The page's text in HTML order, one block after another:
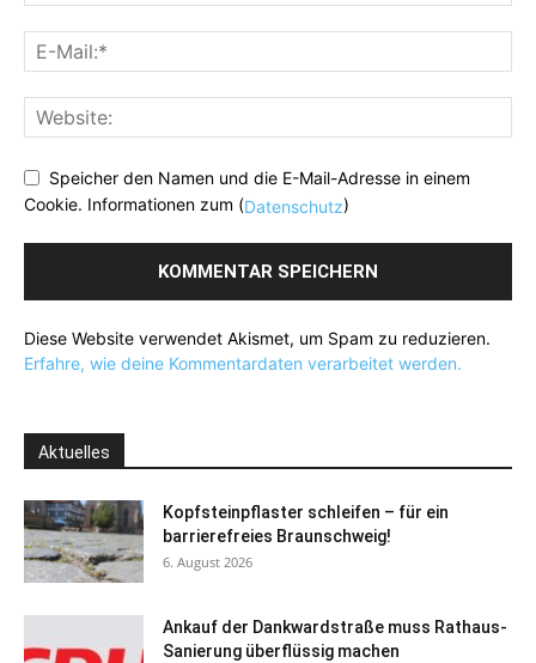
Speicher den Namen und die E-Mail-Adresse in einem
Cookie. Informationen zum (Datenschutz)
Diese Website verwendet Akismet, um Spam zu reduzieren.
Erfahre, wie deine Kommentardaten verarbeitet werden.
Aktuelles
Kopfsteinpflaster schleifen – für ein
barrierefreies Braunschweig!
6. August 2026
Ankauf der Dankwardstraße muss Rathaus-
Sanierung überflüssig machen